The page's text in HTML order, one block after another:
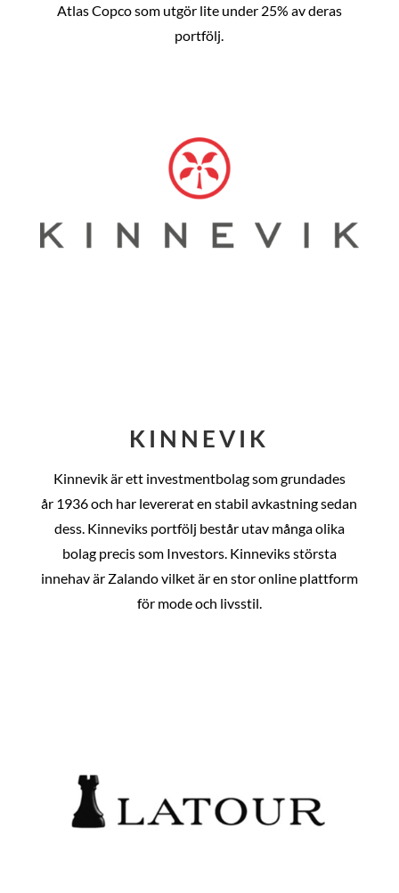
Atlas Copco som utgör lite under 25% av deras
portfölj.
KINNEVIK
Kinnevik är ett investmentbolag som grundades
år 1936 och har levererat en stabil avkastning sedan
dess. Kinneviks portfölj består utav många olika
bolag precis som Investors. Kinneviks största
innehav är Zalando vilket är en stor online plattform
för mode och livsstil.